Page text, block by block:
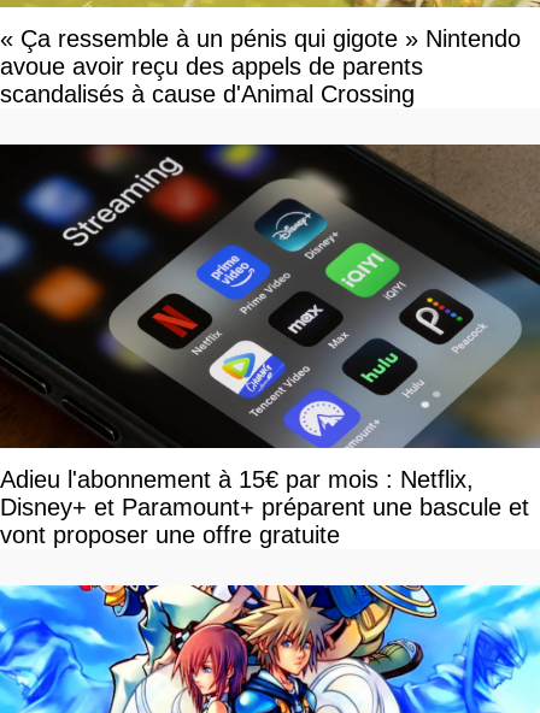
« Ça ressemble à un pénis qui gigote » Nintendo
avoue avoir reçu des appels de parents
scandalisés à cause d'Animal Crossing
Adieu l'abonnement à 15€ par mois : Netflix,
Disney+ et Paramount+ préparent une bascule et
vont proposer une offre gratuite